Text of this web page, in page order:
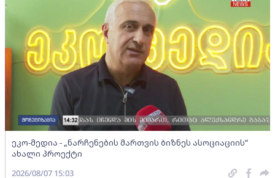
ეკო-მედია - „ნარჩენების მართვის ბიზნეს ასოციაციის”
ახალი პროექტი
2026/08/07 15:03